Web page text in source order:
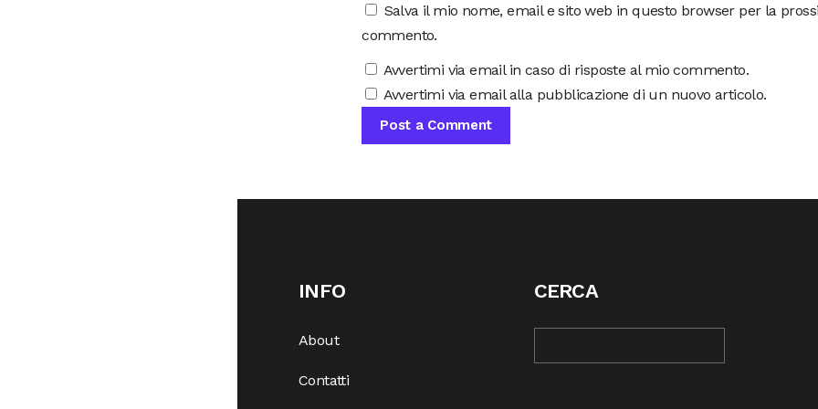
Salva il mio nome, email e sito web in questo browser per la
commento.
Avvertimi via email in caso di risposte al mio commento.
Avvertimi via email alla pubblicazione di un nuovo articolo.
INFO
About
Contatti
CERCA